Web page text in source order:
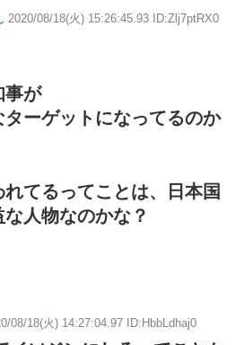
2020/08/18(火) 15:26:45.93 ID:Zlj7ptRX0
事が
ターゲットになってるのか
てるってことは、日本国
人物なのかな？
08/18(火) 14:27:04.97 ID:HbbLdhaj0